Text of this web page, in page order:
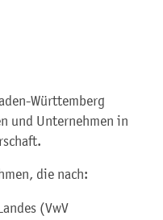
Württemberg
und Unternehmen in
die nach:
(VwV